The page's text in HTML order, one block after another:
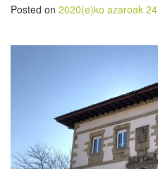
Posted on 2020(e)ko azaroak 24